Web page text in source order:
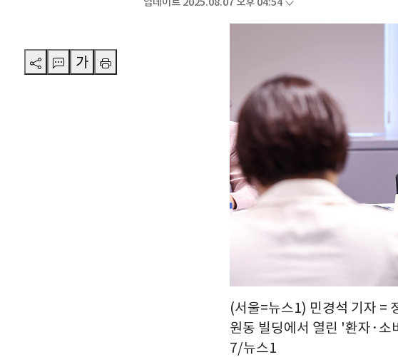
가
(서울=뉴스1) 민경석 기자 =
원동 빌딩에서 열린 '환자·
7/뉴스1